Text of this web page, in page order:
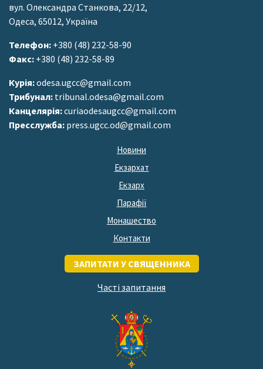
вул. Олександра Станкова, 22/12,
Одеса, 65012, Україна
Телефон: +380 (48) 232-58-90
Факс: +380 (48) 232-58-89
Курія:odesa.ugcc@gmail.com
Трибунал: tribunal.odesa@gmail.com
Канцелярія:curiaodesaugcc@gmail.com
Пресслужба: press.ugcc.od@gmail.com
Новини
Екзархат
Екзарх
Парафії
Монашество
Контакти
ЗАПИТАТИ У СВЯЩЕННИКА
Часті запитання